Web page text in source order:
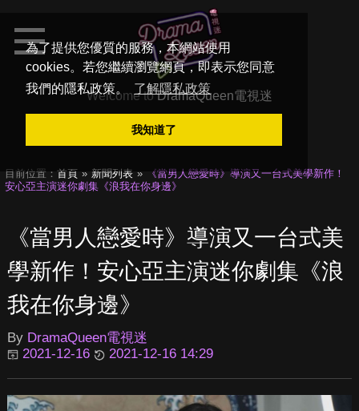
為了提供您優質的服務，本網站使用
cookies。若您繼續瀏覽網頁，即表示您同意
我們的隱私政策。
了解隱私政策
我知道了
Welcome toDramaQueen電視迷
目前位置： 首頁 新聞列表
《當男人戀愛時》導演又一台式美學新作！
安心亞主演迷你劇集《浪我在你身邊》
《當男人戀愛時》導演又一台式美
學新作！安心亞主演迷你劇集《浪
我在你身邊》
By DramaQueen電視迷
2021-12-16
2021-12-16 14:29